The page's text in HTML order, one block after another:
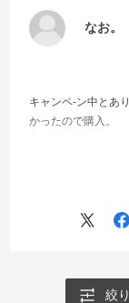
なお。
キャンペ-ン中とあ
かったので購入。
ロックの位置も型
（結果、お試し感
カフカで、耐久性
絞